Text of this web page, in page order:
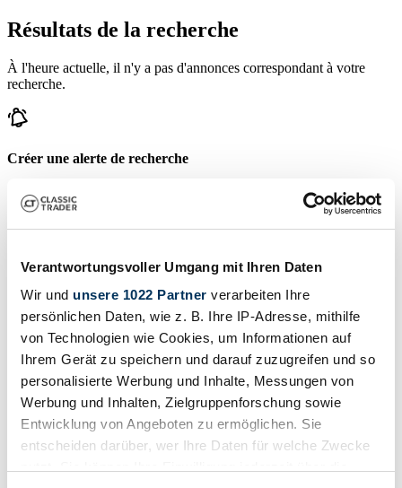
Verantwortungsvoller Umgang mit Ihren Daten
Wir und unsere 1022 Partner verarbeiten Ihre
persönlichen Daten, wie z. B. Ihre IP-Adresse, mithilfe
von Technologien wie Cookies, um Informationen auf
Ihrem Gerät zu speichern und darauf zuzugreifen und so
personalisierte Werbung und Inhalte, Messungen von
Werbung und Inhalten, Zielgruppenforschung sowie
Entwicklung von Angeboten zu ermöglichen. Sie
entscheiden darüber, wer Ihre Daten für welche Zwecke
Résultats de la recherche
À l'heure actuelle, il n'y a pas d'annonces correspondant à votre
recherche.
Créer une alerte de recherche
Soyez averti dès qu'une annonce correspondant à vos filtres de
recherche est publiée.
Créer l'annonce
Avez-vous un RMW que vous voulez vendre? Alors, créez une
annonce maintenant.
Créer l'annonce
Enchères se terminant bientôt
Voir toutes les enchères
Vente aux enchères